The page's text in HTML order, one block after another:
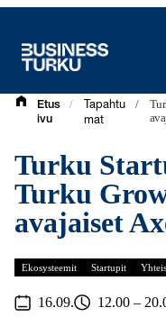
Etus
ivu
/
Tapahtu
mat
/
Turku
Turku
avajaiset
Ekosysteemit Startupit
16.09. 12.00 –